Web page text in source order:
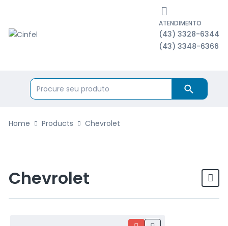
ATENDIMENTO
(43) 3328-6344
(43) 3348-6366
Home Products Chevrolet
Chevrolet